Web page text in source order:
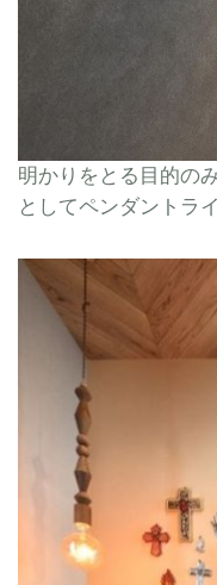
明かりをとる目的の
としてペンダントラ